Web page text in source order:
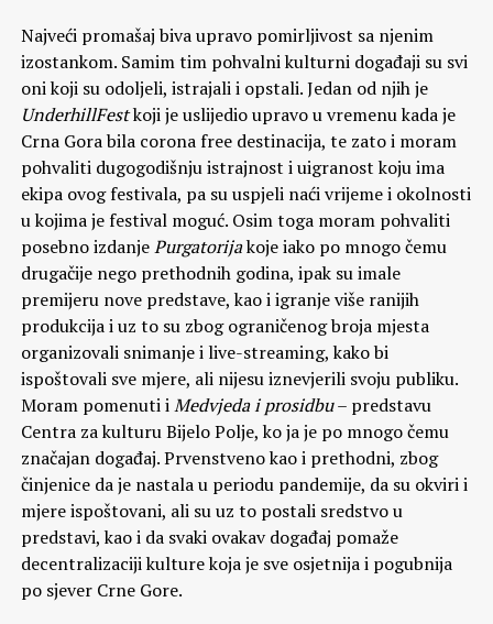
Najveći promašaj biva upravo pomirljivost sa njenim
izostankom. Samim tim pohvalni kulturni događaji su svi
oni koji su odoljeli, istrajali i opstali. Jedan od njih je
UnderhillFestkoji je uslijedio upravo u vremenu kada je
Crna Gora bila corona free destinacija, te zato i moram
pohvaliti dugogodišnju istrajnost i uigranost koju ima
ekipa ovog festivala, pa su uspjeli naći vrijeme i okolnosti
u kojima je festival moguć. Osim toga moram pohvaliti
posebno izdanjePurgatorijakoje iako po mnogo čemu
drugačije nego prethodnih godina, ipak su imale
premijeru nove predstave, kao i igranje više ranijih
produkcija i uz to su zbog ograničenog broja mjesta
organizovali snimanje i live-streaming, kako bi
ispoštovali sve mjere, ali nijesu iznevjerili svoju publiku.
Moram pomenuti iMedvjeda i prosidbu– predstavu
Centra za kulturu Bijelo Polje, ko ja je po mnogo čemu
značajan događaj. Prvenstveno kao i prethodni, zbog
činjenice da je nastala u periodu pandemije, da su okviri i
mjere ispoštovani, ali su uz to postali sredstvo u
predstavi, kao i da svaki ovakav događaj pomaže
decentralizaciji kulture koja je sve osjetnija i pogubnija
po sjever Crne Gore.